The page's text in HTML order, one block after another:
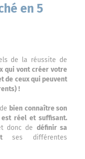
en 5
de la réussite de
qui vont créer votre
de ceux qui peuvent
!
bien connaître son
réel et suffisant.
donc de définir sa
ses différentes